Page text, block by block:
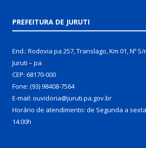
PREFEITURA DE JURUTI
End.: Rodovia pa 257, Translago, Km 01, Nº
Juruti – pa
CEP: 68170-000
Fone: (93) 98408-7564
E-mail: ouvidoria@juruti.pa.gov.br
Horário de atendimento: de Segunda a
14:00h